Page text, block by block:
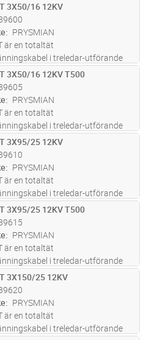
i kundvagn
3X50/16 12KV
PRYSMIAN
är en totaltät
i treledar-utförande
Prysmian i E Path vilket är
hållbarhetskoncept för
och design av produker. Kabelns
är t...läs mer
i kundvagn
3X50/16 12KV T500
PRYSMIAN
är en totaltät
i treledar-utförande
Prysmian i E Path vilket är
hållbarhetskoncept för
och design av produker. Kabelns
är t...läs mer
i kundvagn
3X95/25 12KV
PRYSMIAN
är en totaltät
i treledar-utförande
Prysmian i E Path vilket är
hållbarhetskoncept för
och design av produker. Kabelns
är t...läs mer
i kundvagn
3X95/25 12KV T500
PRYSMIAN
är en totaltät
i treledar-utförande
Prysmian i E Path vilket är
hållbarhetskoncept för
och design av produker. Kabelns
är t...läs mer
i kundvagn
3X150/25 12KV
PRYSMIAN
är en totaltät
i treledar-utförande